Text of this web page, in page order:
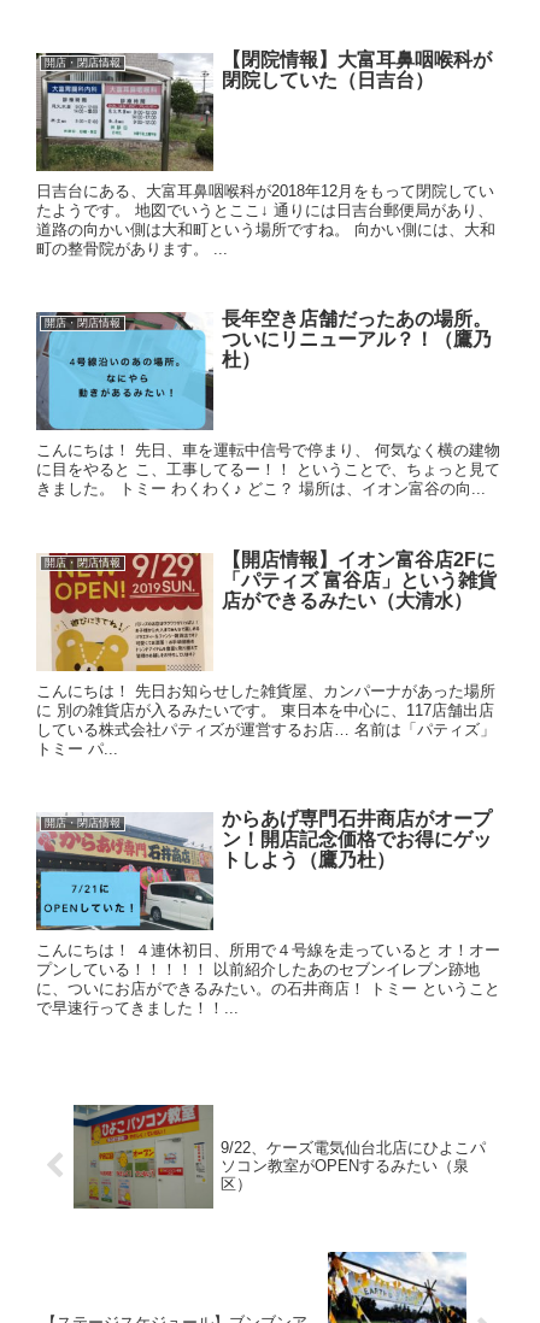
開店・閉店情報
【閉院情報】大富耳鼻咽喉科が
閉院していた（日吉台）
日吉台にある、大富耳鼻咽喉科が2018年12月をもって閉院してい
たようです。 地図でいうとここ↓ 通りには日吉台郵便局があり、
道路の向かい側は大和町という場所ですね。 向かい側には、大和
町の整骨院があります。 ...
開店・閉店情報
長年空き店舗だったあの場所。
ついにリニューアル？！（鷹乃
杜）
こんにちは！ 先日、車を運転中信号で停まり、 何気なく横の建物
に目をやると こ、工事してるー！！ ということで、ちょっと見て
きました。 トミー わくわく♪ どこ？ 場所は、イオン富谷の向...
開店・閉店情報
【開店情報】イオン富谷店2Fに
「パティズ 富谷店」という雑貨
店ができるみたい（大清水）
こんにちは！ 先日お知らせした雑貨屋、カンパーナがあった場所
に 別の雑貨店が入るみたいです。 東日本を中心に、117店舗出店
している株式会社パティズが運営するお店… 名前は「パティズ」
トミー パ...
開店・閉店情報
からあげ専門石井商店がオープ
ン！開店記念価格でお得にゲッ
トしよう（鷹乃杜）
こんにちは！ ４連休初日、所用で４号線を走っていると オ！オー
プンしている！！！！！ 以前紹介したあのセブンイレブン跡地
に、ついにお店ができるみたい。の石井商店！ トミー ということ
で早速行ってきました！！...
9/22、ケーズ電気仙台北店にひよこパ
ソコン教室がOPENするみたい（泉
区）